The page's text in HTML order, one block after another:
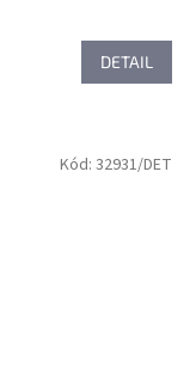
DETAIL
Kód: 32931/DET